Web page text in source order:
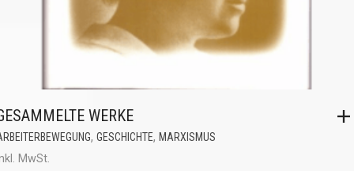
WERKE
, GESCHICHTE, MARXISMUS
MwSt.